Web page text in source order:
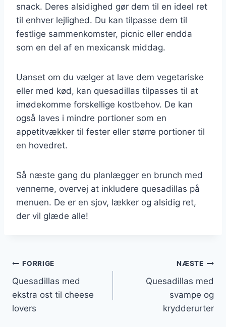
snack. Deres alsidighed gør dem til en ideel ret
til enhver lejlighed. Du kan tilpasse dem til
festlige sammenkomster, picnic eller endda
som en del af en mexicansk middag.
Uanset om du vælger at lave dem vegetariske
eller med kød, kan quesadillas tilpasses til at
imødekomme forskellige kostbehov. De kan
også laves i mindre portioner som en
appetitvækker til fester eller større portioner til
en hovedret.
Så næste gang du planlægger en brunch med
vennerne, overvej at inkludere quesadillas på
menuen. De er en sjov, lækker og alsidig ret,
der vil glæde alle!
Indlægsnavigation
FORRIGE
Quesadillas med
ekstra ost til cheese
lovers
NÆSTE
Quesadillas med
svampe og
krydderurter